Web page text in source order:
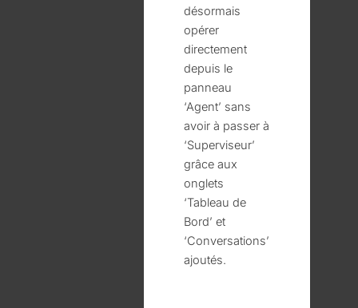
désormais
opérer
directement
depuis le
panneau
‘Agent’ sans
avoir à passer à
‘Superviseur’
grâce aux
onglets
‘Tableau de
Bord’ et
‘Conversations’
ajoutés.